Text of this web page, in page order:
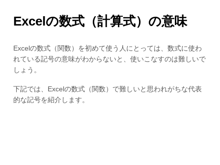
Excelの数式（計算式）の意味
Excelの数式（関数）を初めて使う人にとっては、数式に使わ
れている記号の意味がわからないと、使いこなすのは難しいで
しょう。
下記では、Excelの数式（関数）で難しいと思われがちな代表
的な記号を紹介します。